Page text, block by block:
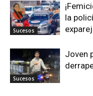
Sucesos
la
Sucesos
Joven